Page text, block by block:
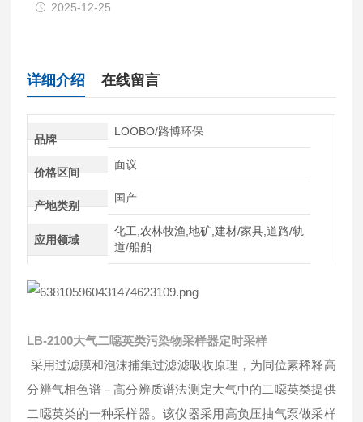
2025-12-25
详细介绍 在线留言
品牌
LOOBO/路博环保
价格区间
面议
产地类别
国产
应用领域
化工,农林牧渔,地矿,建材/家具,道路/轨
道/船舶
LB-2100大气二噁英类污染物采样器定时采样
采用过滤膜和泡沫捕集过滤滤吸收原理，为同位素稀释高
分辨气相色谱－高分辨质谱法测定大气中的二噁英类提供
二噁英类的一种采样器。该仪器采用高负压抽气泵做采样